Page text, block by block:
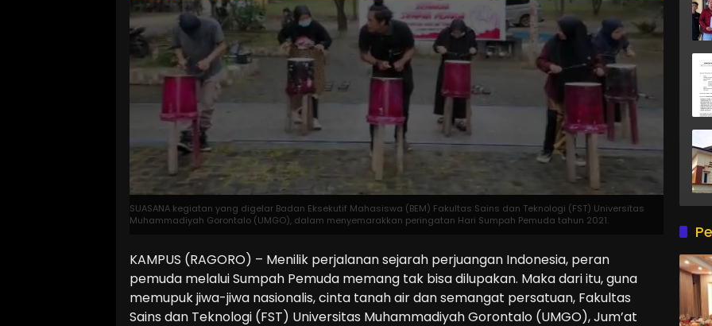
SUASANA kegiatan yang digelar Badan Eksekutif Mahasiswa (BEM) Fakultas Sains dan Teknologi (FST) Universitas
Muhammadiyah Gorontalo (UMGO), dalam menyemarakkan peringatan Hari Sumpah Pemuda tahun 2021.
KAMPUS (RAGORO) – Menilik perjalanan sejarah perjuangan Indonesia, peran
pemuda melalui Sumpah Pemuda memang tak bisa dilupakan. Maka dari itu, guna
memupuk jiwa-jiwa nasionalis, cinta tanah air dan semangat persatuan, Fakultas
Sains dan Teknologi (FST) Universitas Muhammadiyah Gorontalo (UMGO), Jum’at